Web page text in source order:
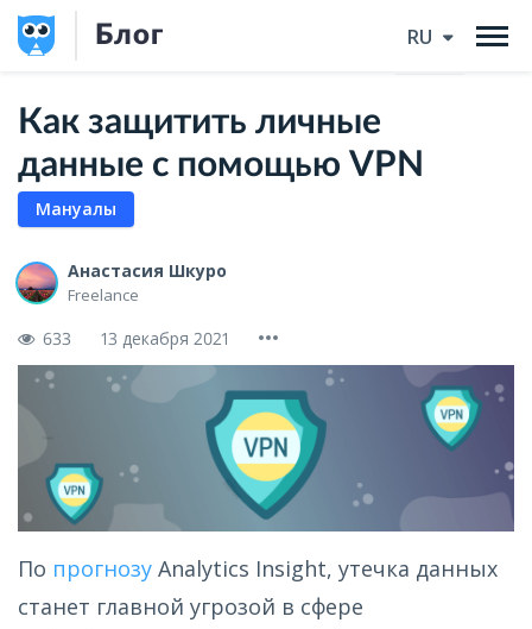
RU
Блог
Как защитить личные
данные с помощью VPN
Мануалы
Анастасия Шкуро
Freelance
633 13 декабря 2021
По прогнозу Analytics Insight, утечка данных
станет главной угрозой в сфере